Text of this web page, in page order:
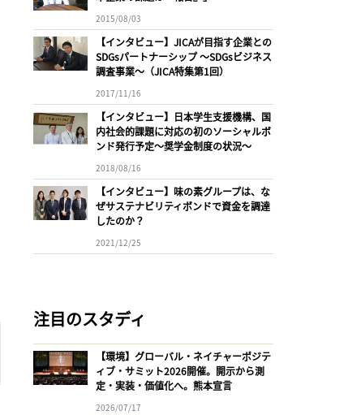
2015/08/03
【インタビュー】JICAが目指す企業との
SDGsパートナーシップ 〜SDGsビジネス
調査事業〜（JICA特集第1回）
2017/11/16
【インタビュー】日本学生支援機構、国
内社会的課題に対応の初のソーシャルボ
ンド発行予定〜奨学金制度の状況〜
2018/08/16
【インタビュー】味の素グループは、な
ぜサステナビリティボンドで資金を調達
したのか？
2021/12/25
注目のスタディ
【環境】グローバル・ネイチャーポジテ
ィブ・サミット2026開催。開示から測
定・実装・価値化へ。熊本宣言
2026/07/17